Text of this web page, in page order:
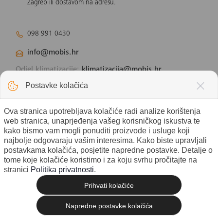
Zagreb ili dostavom na adresu.
098 991 0430
info@mobis.hr
Odjel klimatizacije:klimatizacija@mobis.hr
Odjel solarnih panela:
© 2026 Mobis electronic d.o.o. - Sva
prava pridržana. |
Postavke kolačića
Izrada web shopa
Postavke kolačića
Ova stranica upotrebljava kolačiće radi analize korištenja
web stranica, unaprjeđenja vašeg korisničkog iskustva te
kako bismo vam mogli ponuditi proizvode i usluge koji
najbolje odgovaraju vašim interesima. Kako biste upravljali
postavkama kolačića, posjetite napredne postavke. Detalje o
tome koje kolačiće koristimo i za koju svrhu pročitajte na
stranici Politika privatnosti.
Napredne postavke kolačića
Prihvati kolačiće